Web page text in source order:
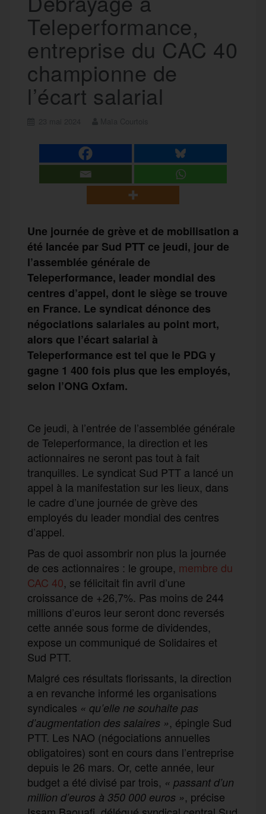
Teleperformance,
entreprise du CAC 40
championne de
l’écart salarial
Une journée de grève et de mobilisation a
été lancée par Sud PTT ce jeudi, jour de
l’assemblée générale de
Teleperformance, leader mondial des
centres d’appel, dont le siège se trouve
en France. Le syndicat dénonce des
négociations salariales au point mort,
alors que l’écart salarial à
Teleperformance est tel que le PDG y
gagne 1 400 fois plus que les employés,
selon l’ONG Oxfam.
Ce jeudi, à l’entrée de l’assemblée générale
de Teleperformance, la direction et les
actionnaires ne seront pas tout à fait
tranquilles. Le syndicat Sud PTT a lancé un
appel à la manifestation sur les lieux, dans
le cadre d’une journée de grève des
employés du leader mondial des centres
d’appel.
Pas de quoi assombrir non plus la journée
de ces actionnaires : le groupe, membre du
CAC 40, se félicitait fin avril d’une
croissance de +26,7%. Pas moins de 244
millions d’euros leur seront donc reversés
cette année sous forme de dividendes,
expose un communiqué de Solidaires et
Sud PTT.
Malgré ces résultats florissants, la direction
a en revanche informé les organisations
syndicales « qu’elle ne souhaite pas
d’augmentation des salaires », épingle Sud
PTT. Les NAO (négociations annuelles
obligatoires) sont en cours dans l’entreprise
depuis le 26 mars. Or, cette année, leur
budget a été divisé par trois, « passant d’un
million d’euros à 350 000 euros », précise